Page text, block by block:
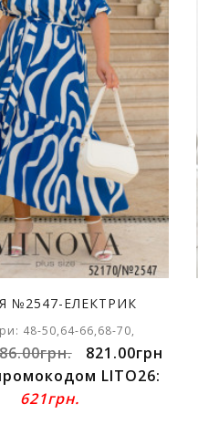
№2547-ЕЛЕКТРИК
48-50,64-66,68-70,
821.00грн
LITO26:
621грн.